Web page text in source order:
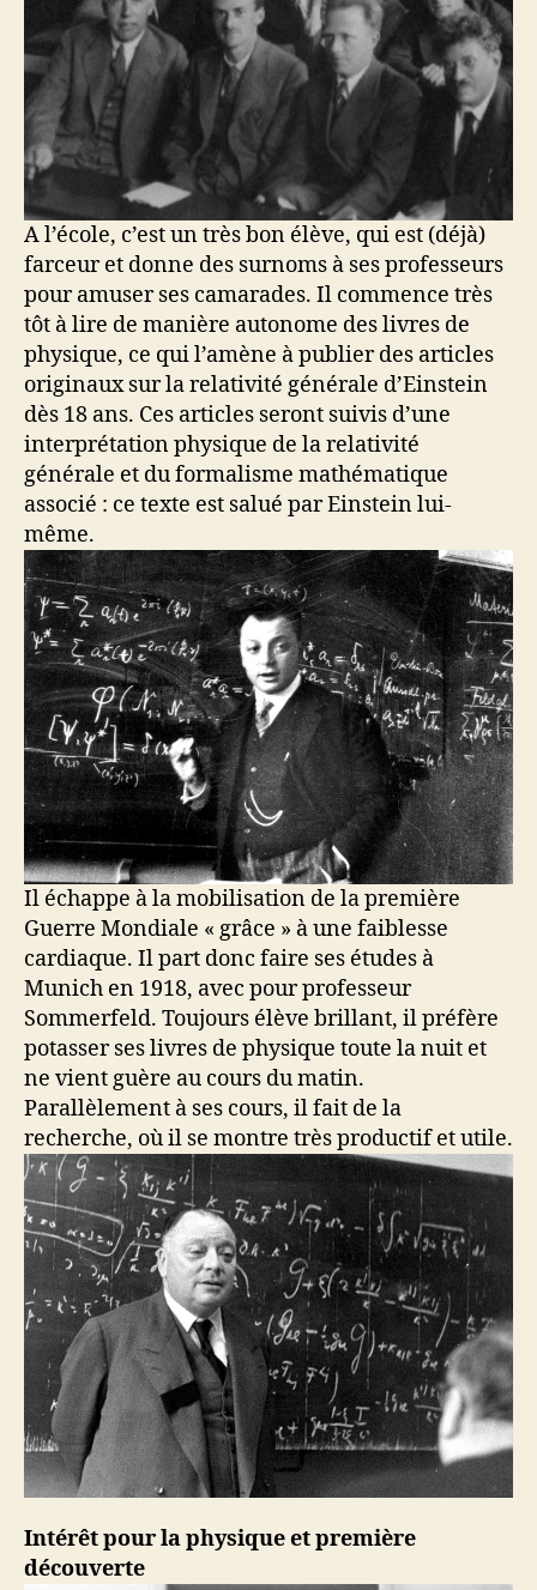
A l’école, c’est un très bon élève, qui est (déjà)
farceur et donne des surnoms à ses professeurs
pour amuser ses camarades. Il commence très
tôt à lire de manière autonome des livres de
physique, ce qui l’amène à publier des articles
originaux sur la relativité générale d’Einstein
dès 18 ans. Ces articles seront suivis d’une
interprétation physique de la relativité
générale et du formalisme mathématique
associé : ce texte est salué par Einstein lui-
même.
Il échappe à la mobilisation de la première
Guerre Mondiale « grâce » à une faiblesse
cardiaque. Il part donc faire ses études à
Munich en 1918, avec pour professeur
Sommerfeld. Toujours élève brillant, il préfère
potasser ses livres de physique toute la nuit et
ne vient guère au cours du matin.
Parallèlement à ses cours, il fait de la
recherche, où il se montre très productif et utile.
Intérêt pour la physique et première
découverte